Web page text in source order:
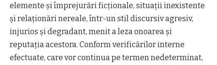
elemente și împrejurări ficționale, situații inexistente
și relaționări nereale, într-un stil discursiv agresiv,
injurios și degradant, menit a leza onoarea și
reputația acestora. Conform verificărilor interne
efectuate, care vor continua pe termen nedeterminat,